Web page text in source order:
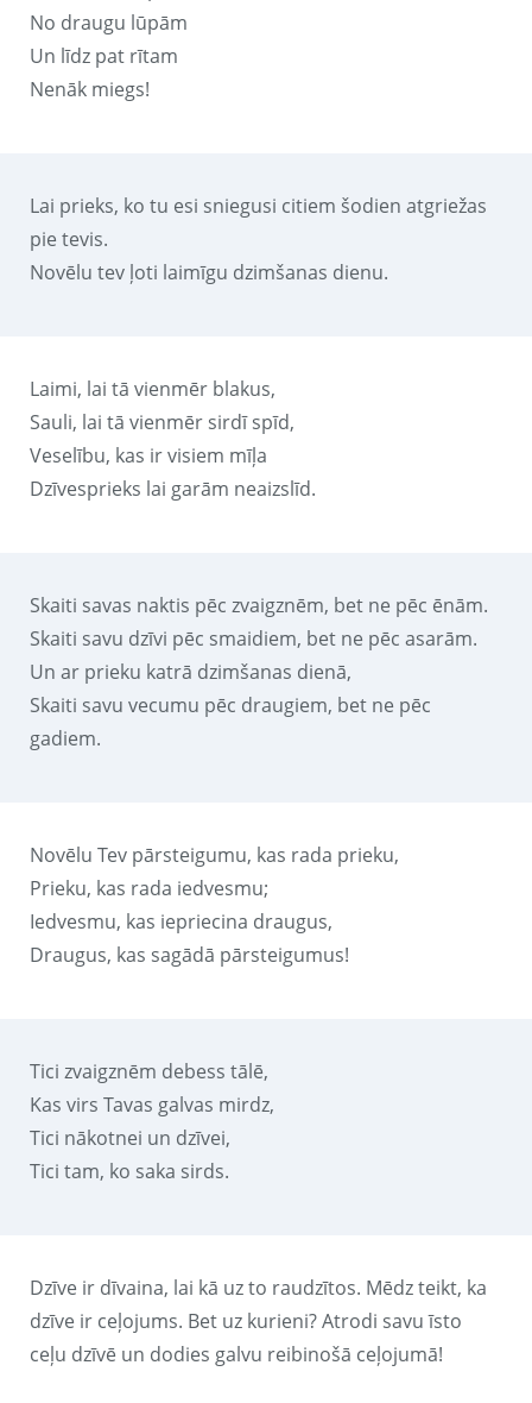
No draugu lūpām
Un līdz pat rītam
Nenāk miegs!
Lai prieks, ko tu esi sniegusi citiem šodien atgriežas
pie tevis.
Novēlu tev ļoti laimīgu dzimšanas dienu.
Laimi, lai tā vienmēr blakus,
Sauli, lai tā vienmēr sirdī spīd,
Veselību, kas ir visiem mīļa
Dzīvesprieks lai garām neaizslīd.
Skaiti savas naktis pēc zvaigznēm, bet ne pēc ēnām.
Skaiti savu dzīvi pēc smaidiem, bet ne pēc asarām.
Un ar prieku katrā dzimšanas dienā,
Skaiti savu vecumu pēc draugiem, bet ne pēc
gadiem.
Novēlu Tev pārsteigumu, kas rada prieku,
Prieku, kas rada iedvesmu;
Iedvesmu, kas iepriecina draugus,
Draugus, kas sagādā pārsteigumus!
Tici zvaigznēm debess tālē,
Kas virs Tavas galvas mirdz,
Tici nākotnei un dzīvei,
Tici tam, ko saka sirds.
Dzīve ir dīvaina, lai kā uz to raudzītos. Mēdz teikt, ka
dzīve ir ceļojums. Bet uz kurieni? Atrodi savu īsto
ceļu dzīvē un dodies galvu reibinošā ceļojumā!